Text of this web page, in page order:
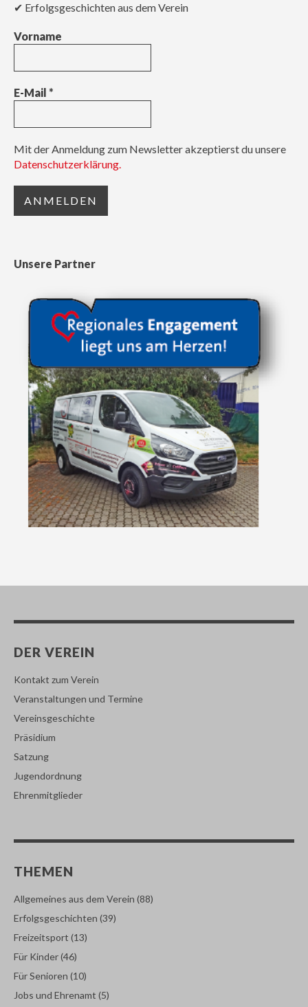
✔ Erfolgsgeschichten aus dem Verein
Vorname
E-Mail *
Mit der Anmeldung zum Newsletter akzeptierst du unsere
Datenschutzerklärung.
Unsere Partner
DER VEREIN
Kontakt zum Verein
Veranstaltungen und Termine
Vereinsgeschichte
Präsidium
Satzung
Jugendordnung
Ehrenmitglieder
THEMEN
Allgemeines aus dem Verein (88)
Erfolgsgeschichten (39)
Freizeitsport (13)
Für Kinder(46)
Für Senioren (10)
Jobs und Ehrenamt (5)